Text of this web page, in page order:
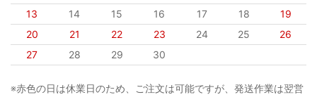
13
14 15 16 17 18
19
20
21 22 23 24 25
26
27
28 29 30
※赤色の日は休業日のため、ご注文は可能ですが、発送作業は翌営